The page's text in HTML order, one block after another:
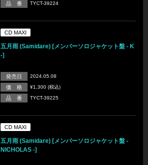
品 番 TYCT-39224
CD MAXI
五月雨 (Samidare) [メンバーソロジャケット盤 - K
-]
発売日 2024.05.08
価 格 ¥1,300 (税込)
品 番 TYCT-39225
CD MAXI
五月雨 (Samidare) [メンバーソロジャケット盤 -
NICHOLAS -]